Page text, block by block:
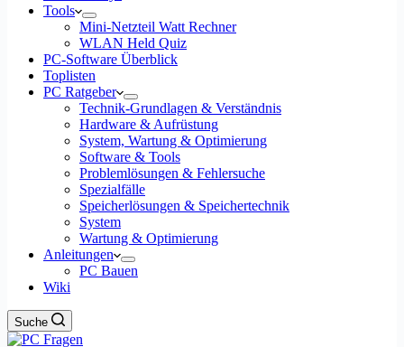
Tools
Mini-Netzteil Watt Rechner
WLAN Held Quiz
PC-Software Überblick
Toplisten
PC Ratgeber
Technik-Grundlagen & Verständnis
Hardware & Aufrüstung
System, Wartung & Optimierung
Software & Tools
Problemlösungen & Fehlersuche
Spezialfälle
Speicherlösungen & Speichertechnik
System
Wartung & Optimierung
Anleitungen
PC Bauen
Wiki
Suche